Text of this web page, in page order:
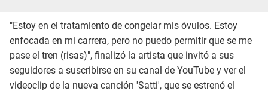
"Estoy en el tratamiento de congelar mis óvulos. Estoy
enfocada en mi carrera, pero no puedo permitir que se me
pase el tren (risas)", finalizó la artista que invitó a sus
seguidores a suscribirse en su canal de YouTube y ver el
videoclip de la nueva canción 'Satti', que se estrenó el